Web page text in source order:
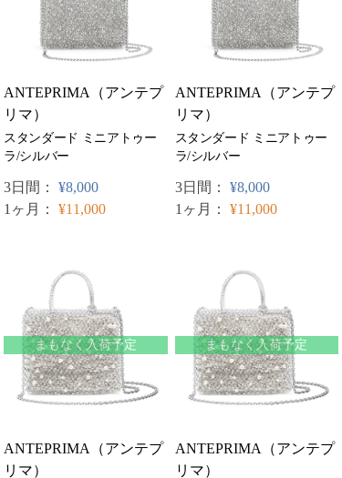
ANTEPRIMA（アンテプ
リマ）
スタンダード ミニアトゥー
ラ/シルバー
3日間： ¥8,000
1ヶ月： ¥11,000
ANTEPRIMA（アンテプ
リマ）
スタンダード ミニアトゥー
ラ/シルバー
3日間： ¥8,000
1ヶ月： ¥11,000
まもなく入荷予定
ANTEPRIMA（アンテプ
リマ）
まもなく入荷予定
ANTEPRIMA（アンテプ
リマ）